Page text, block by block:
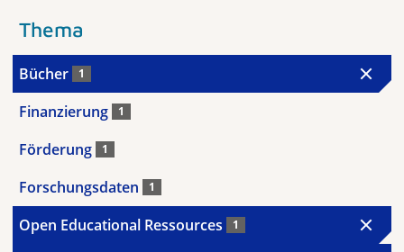
Thema
Bücher 1
Finanzierung 1
Förderung 1
Forschungsdaten 1
Open Educational Ressources 1